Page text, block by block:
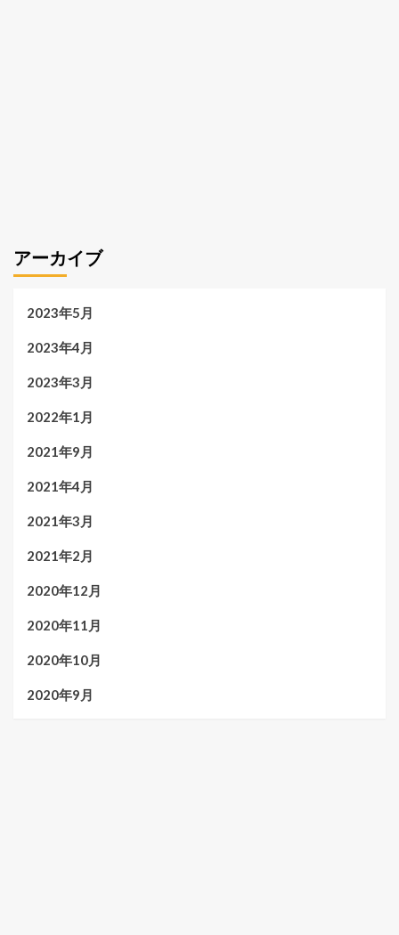
アーカイブ
2023年5月
2023年4月
2023年3月
2022年1月
2021年9月
2021年4月
2021年3月
2021年2月
2020年12月
2020年11月
2020年10月
2020年9月